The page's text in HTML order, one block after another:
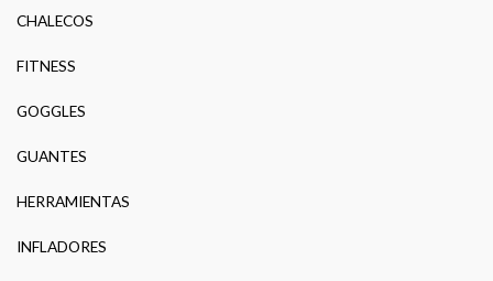
CHALECOS
FITNESS
GOGGLES
GUANTES
HERRAMIENTAS
INFLADORES